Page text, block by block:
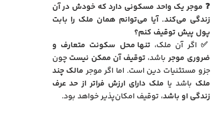
❓ موجر یک واحد مسکونی دارد که خودش در آن
زندگی می‌کند. آیا می‌توانم همان ملک را بابت
پول پیش توقیف کنم؟
✅ اگر آن ملک، تنها محل سکونت متعارف و
ضروری موجر باشد، توقیف آن ممکن نیست چون
جزو مستثنیات دین است. اما اگر موجر مالک چند
ملک باشد یا ملک دارای ارزش فراتر از حد عرف
زندگی او باشد، توقیف امکان‌پذیر خواهد بود.